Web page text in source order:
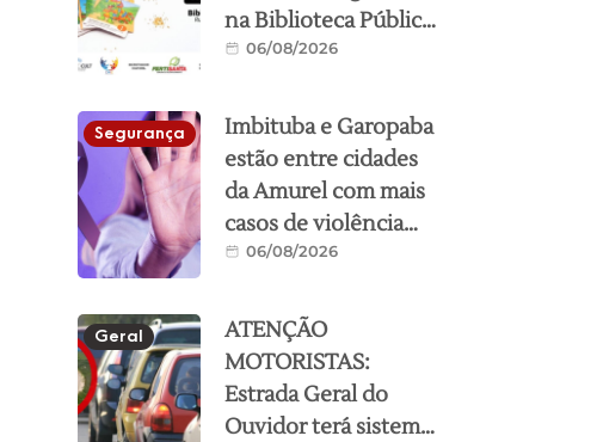
na Biblioteca Pública
nesta sexta-feira
06/08/2026
Segurança
Imbituba e Garopaba
estão entre cidades
da Amurel com mais
casos de violência
contra a mulher; veja
06/08/2026
Geral
ATENÇÃO
MOTORISTAS:
Estrada Geral do
Ouvidor terá sistema